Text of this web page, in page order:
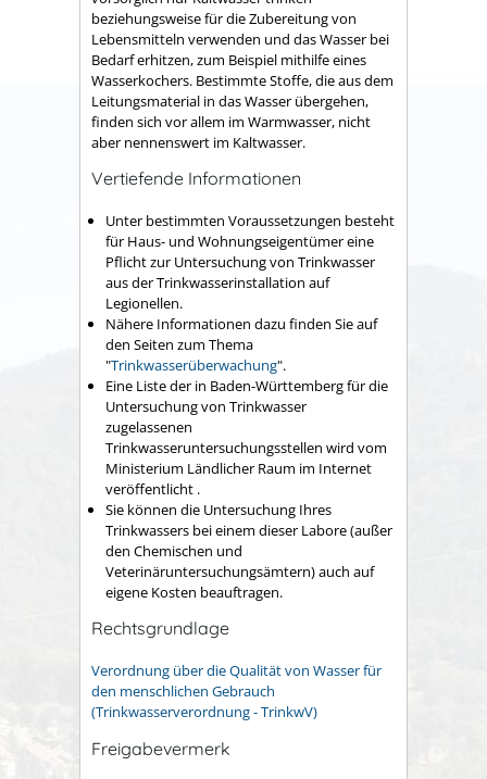
beziehungsweise für die Zubereitung von
Lebensmitteln verwenden und das Wasser bei
Bedarf erhitzen, zum Beispiel mithilfe eines
Wasserkochers. Bestimmte Stoffe, die aus dem
Leitungsmaterial in das Wasser übergehen,
finden sich vor allem im Warmwasser, nicht
aber nennenswert im Kaltwasser.
Vertiefende Informationen
Unter bestimmten Voraussetzungen besteht
für Haus- und Wohnungseigentümer eine
Pflicht zur Untersuchung von Trinkwasser
aus der Trinkwasserinstallation auf
Legionellen.
Nähere Informationen dazu finden Sie auf
den Seiten zum Thema
"Trinkwasserüberwachung".
Eine Liste der in Baden-Württemberg für die
Untersuchung von Trinkwasser
zugelassenen
Trinkwasseruntersuchungsstellen wird vom
Ministerium Ländlicher Raum im Internet
veröffentlicht .
Sie können die Untersuchung Ihres
Trinkwassers bei einem dieser Labore (außer
den Chemischen und
Veterinäruntersuchungsämtern) auch auf
eigene Kosten beauftragen.
Rechtsgrundlage
Verordnung über die Qualität von Wasser für
den menschlichen Gebrauch
(Trinkwasserverordnung - TrinkwV)
Freigabevermerk